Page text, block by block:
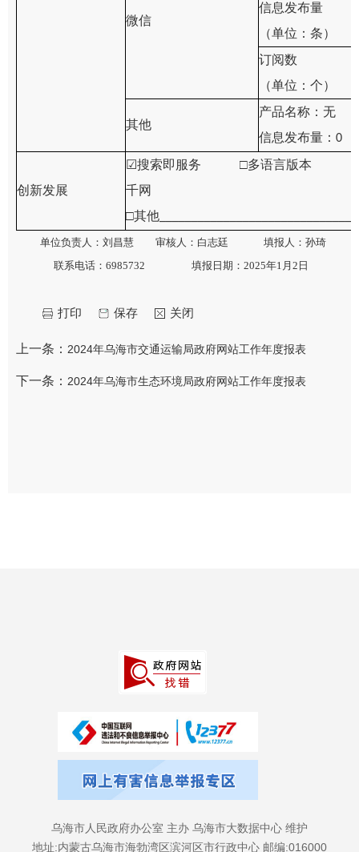
微信
信息发布量
（单位：条）
订阅数
（单位：个）
其他
产品名称 ： 无
信息发布量： 0
创新发展
☑搜索即服务 □多语言版本
千网
□其他
单位负责人：刘昌慧 审核人：白志廷
填报人：孙琦
联系电话： 6985732 填报日期： 2025年1月 2 日
关闭
保存
打印
上一条： 2024年乌海市交通运输局政府网站工作年度报表
下一条： 2024年乌海市生态环境局政府网站工作年度报表
乌海市人民政府办公室 主办 乌海市大数据中心 维护
地址:内蒙古乌海市海勃湾区滨河区市行政中心 邮编:016000